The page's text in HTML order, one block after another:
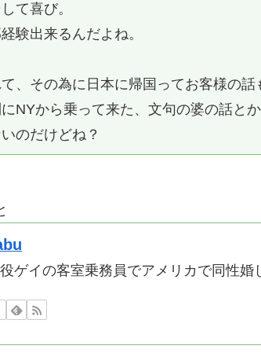
て喜び。
験出来るんだよね。
、その為に日本に帰国ってお客様の話
NYから乗って来た、文句の婆の話と
のだけどね？
ゲイの客室乗務員でアメリカで同性婚